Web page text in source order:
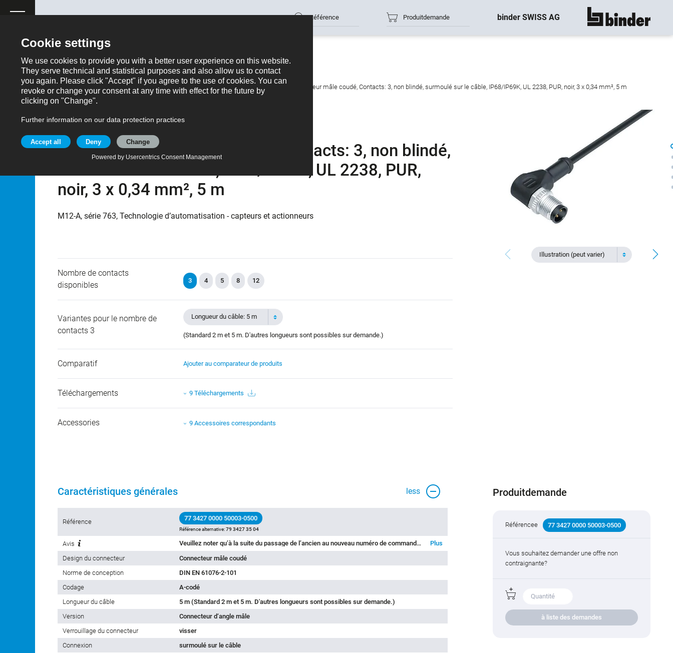
Référence Produitdemande binder SWISS AG montre tout
Retour
Produits Connecteurs d‘automatisme - capteurs et actionneurs M12-A M12 Connecteur mâle coudé, Contacts: 3, non blindé, surmoulé sur le câble, IP68/IP69K, UL 2238, PUR, noir, 3 x 0,34 mm², 5 m
Référencee: 77 3427 0000 50003-0500
M12 Connecteur mâle coudé, Contacts: 3, non blindé,
surmoulé sur le câble, IP68/IP69K, UL 2238, PUR,
noir, 3 x 0,34 mm², 5 m
M12-A, série 763, Technologie d’automatisation - capteurs et actionneurs
Illustration (peut varier)
Nombre de contacts
disponibles
3 4 5 8 12
Variantes pour le nombre de
contacts 3
Longueur du câble: 5 m
(Standard 2 m et 5 m. D'autres longueurs sont possibles sur demande.)
Comparatif Ajouter au comparateur de produits
Téléchargements 9 Téléchargements
Accessories 9 Accessoires correspondants
Caractéristiques générales less
Référence 77 3427 0000 50003-0500
Référence alternative:79 3427 35 04
Avis Veuillez noter qu’à la suite du passage de l’ancien au nouveau numéro de commande, des écarts sont possibles dans les spécifications techniques. Pour des informations détaillées sur le produit, veuillez utiliser l’option « Contacter le service client » en haut à droite.
Plus
Design du connecteur
Connecteur mâle coudé
Norme de conception
DIN EN 61076-2-101
Codage
A-codé
Longueur du câble
5 m (Standard 2 m et 5 m. D'autres longueurs sont possibles sur demande.)
Version
Connecteur d‘angle mâle
Verrouillage du connecteur
visser
Connexion
surmoulé sur le câble
Produitdemande
Référencee 77 3427 0000 50003-0500
Vous souhaitez demander une offre non
contraignante?
à liste des demandes